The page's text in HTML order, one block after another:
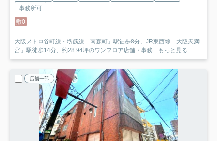
事務所可
敷0
大阪メトロ谷町線・堺筋線「南森町」駅徒歩8分、JR東西線「大阪天満
宮」駅徒歩14分、約28.94坪のワンフロア店舗・事務...
もっと見る
店舗一部